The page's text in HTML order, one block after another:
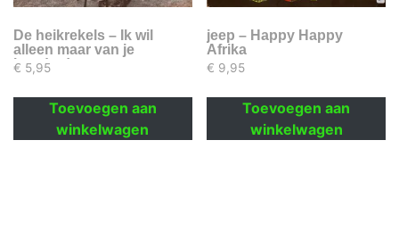
De heikrekels – Ik wil
alleen maar van je
houden!
€ 5,95
Toevoegen aan
winkelwagen
jeep – Happy Happy
Afrika
€ 9,95
Toevoegen aan
winkelwagen